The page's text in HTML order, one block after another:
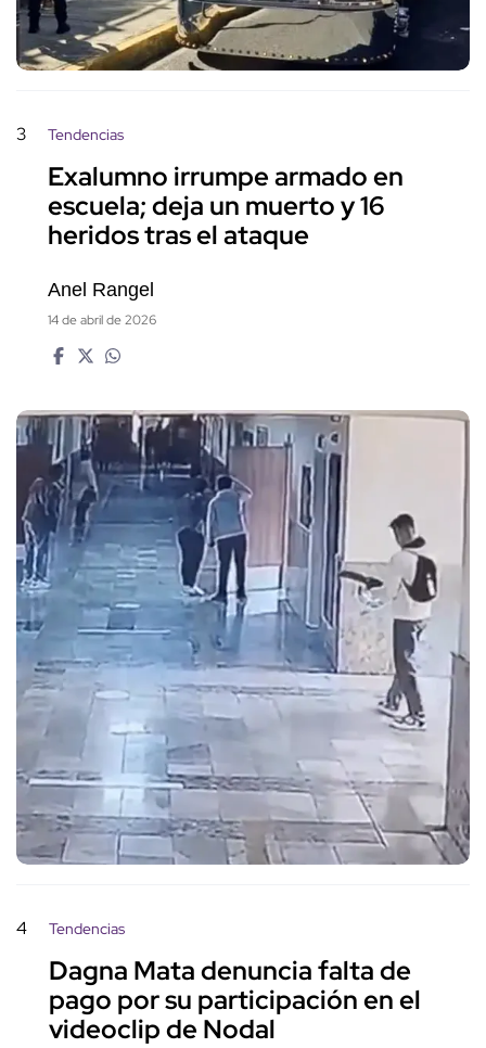
3 Tendencias
Exalumno irrumpe armado en
escuela; deja un muerto y 16
heridos tras el ataque
Anel Rangel
14 de abril de 2026
4 Tendencias
Dagna Mata denuncia falta de
pago por su participación en el
videoclip de Nodal